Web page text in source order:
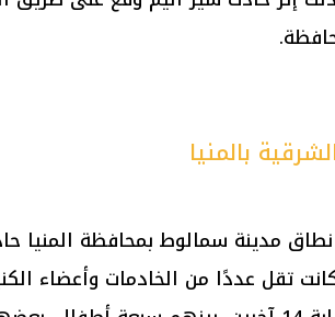
بالمنيا
مدينة سمالوط بمحافظة المنيا
تقل عددًا من الخادمات وأعضاء